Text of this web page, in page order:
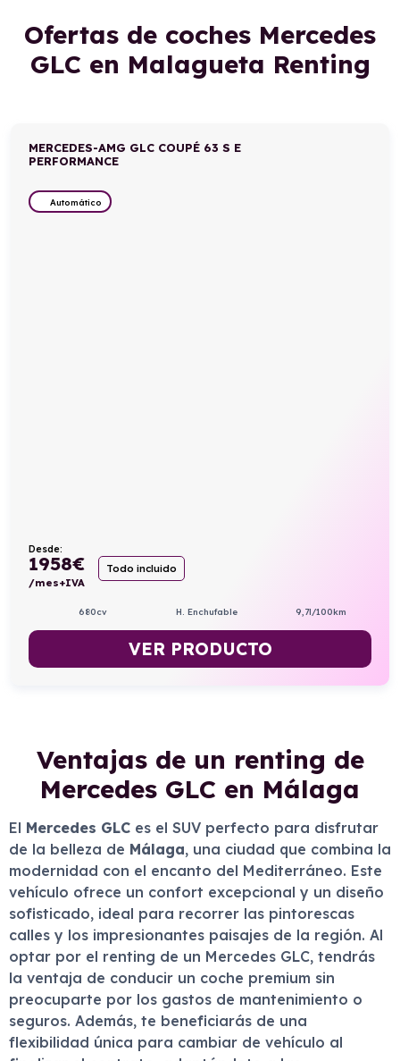
Ofertas de coches Mercedes
GLC en Malagueta Renting
MERCEDES-AMG GLC COUPÉ 63 S E
PERFORMANCE
Automático
Desde:
1958€
/mes+IVA
Todo incluido
680cv H. Enchufable 9,7l/100km
VER PRODUCTO
Ventajas de un renting de
Mercedes GLC en Málaga
El Mercedes GLC es el SUV perfecto para disfrutar
de la belleza de Málaga, una ciudad que combina la
modernidad con el encanto del Mediterráneo. Este
vehículo ofrece un confort excepcional y un diseño
sofisticado, ideal para recorrer las pintorescas
calles y los impresionantes paisajes de la región. Al
optar por el renting de un Mercedes GLC, tendrás
la ventaja de conducir un coche premium sin
preocuparte por los gastos de mantenimiento o
seguros. Además, te beneficiarás de una
flexibilidad única para cambiar de vehículo al